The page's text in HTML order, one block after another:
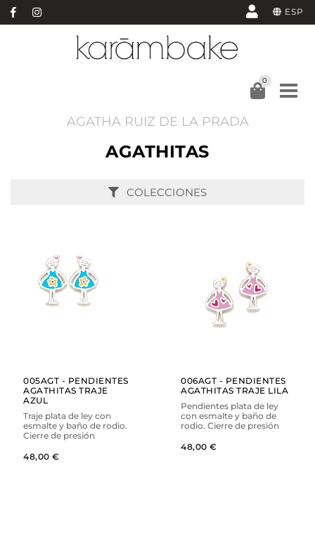
ESP
0
AGATHA RUIZ DE LA PRADA
AGATHITAS
COLECCIONES
VER AÑADIR
005AGT - PENDIENTES
AGATHITAS TRAJE
AZUL
Traje plata de ley con
esmalte y baño de rodio.
Cierre de presión
48,00 €
VER AÑADIR
006AGT - PENDIENTES
AGATHITAS TRAJE LILA
Pendientes plata de ley
con esmalte y baño de
rodio. Cierre de presión
48,00 €